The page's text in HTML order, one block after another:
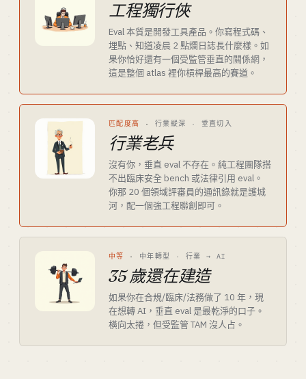
工程獨行俠
Eval 本質是開發工具產品。你寫程式碼、
埋點、知道凌晨 2 點爛日誌長什麼樣。如
果你恰好還有一個受監管垂直的關係網，
這是整個 atlas 裡你槓桿最高的賽道。
匹配度高 · 行業縱深 · 垂直切入
行業老兵
沒有你，垂直 eval 不存在。純工程團隊搭
不出臨床安全 bench 或法律引用 eval。
你那 20 個領域評審員的通訊錄就是護城
河，配一個強工程聯創即可。
中等 · 中年轉型 · 行業 → AI
35 歲還在建造
如果你在合規/臨床/法務做了 10 年，現
在想轉 AI，垂直 eval 是最乾淨的口子。
橫向太捲，但受監管 TAM 沒人占。